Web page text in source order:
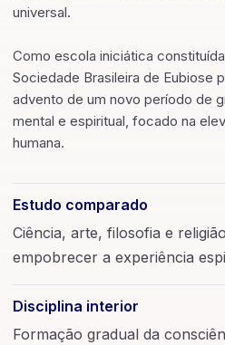
universal.
Como escola iniciática
Sociedade Brasileira de Eubiose
advento de um novo período de
mental e espiritual, focado na
humana.
Estudo comparado
Ciência, arte, filosofia e
empobrecer a experiência
Disciplina interior
Formação gradual da